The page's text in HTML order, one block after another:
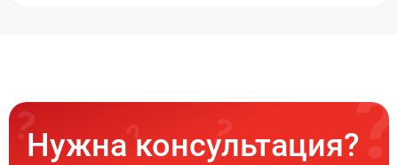
Нужна консультация?